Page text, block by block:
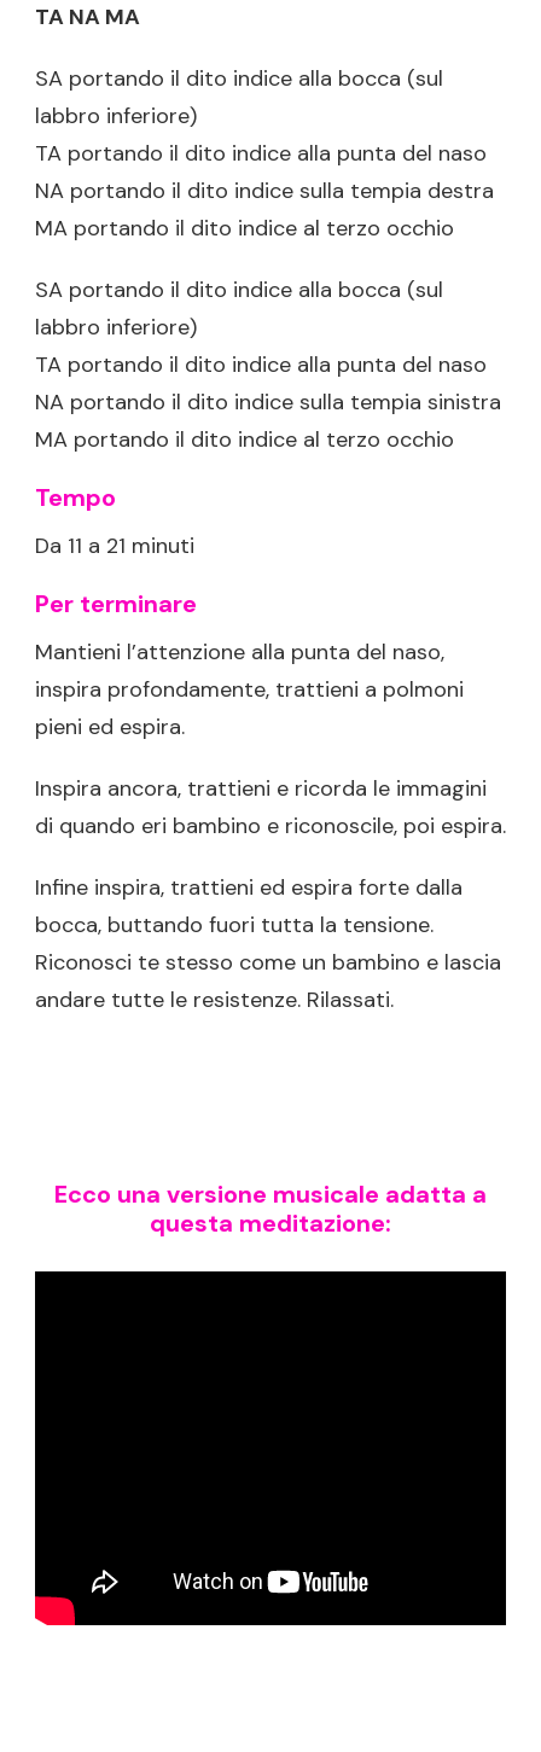
TA NA MA
SA portando il dito indice alla bocca (sul
labbro inferiore)
TA portando il dito indice alla punta del naso
NA portando il dito indice sulla tempia destra
MA portando il dito indice al terzo occhio
SA portando il dito indice alla bocca (sul
labbro inferiore)
TA portando il dito indice alla punta del naso
NA portando il dito indice sulla tempia sinistra
MA portando il dito indice al terzo occhio
Tempo
Da 11 a 21 minuti
Per terminare
Mantieni l’attenzione alla punta del naso,
inspira profondamente, trattieni a polmoni
pieni ed espira.
Inspira ancora, trattieni e ricorda le immagini
di quando eri bambino e riconoscile, poi espira.
Infine inspira, trattieni ed espira forte dalla
bocca, buttando fuori tutta la tensione.
Riconosci te stesso come un bambino e lascia
andare tutte le resistenze. Rilassati.
Ecco una versione musicale adatta a
questa meditazione: